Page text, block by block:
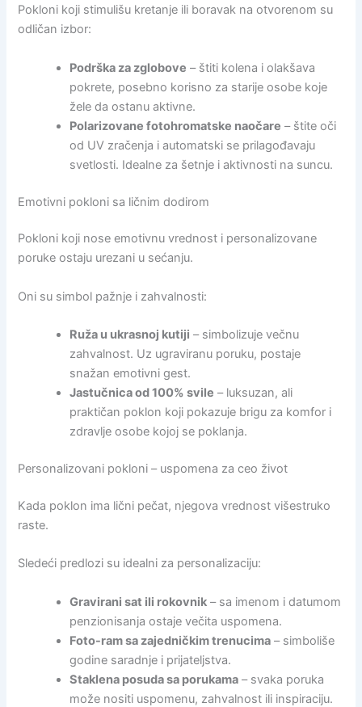
Pokloni koji stimulišu kretanje ili boravak na otvorenom su
odličan izbor:
Podrška za zglobove – štiti kolena i olakšava
pokrete, posebno korisno za starije osobe koje
žele da ostanu aktivne.
Polarizovane fotohromatske naočare – štite oči
od UV zračenja i automatski se prilagođavaju
svetlosti. Idealne za šetnje i aktivnosti na suncu.
Emotivni pokloni sa ličnim dodirom
Pokloni koji nose emotivnu vrednost i personalizovane
poruke ostaju urezani u sećanju.
Oni su simbol pažnje i zahvalnosti:
Ruža u ukrasnoj kutiji – simbolizuje večnu
zahvalnost. Uz ugraviranu poruku, postaje
snažan emotivni gest.
Jastučnica od 100% svile – luksuzan, ali
praktičan poklon koji pokazuje brigu za komfor i
zdravlje osobe kojoj se poklanja.
Personalizovani pokloni – uspomena za ceo život
Kada poklon ima lični pečat, njegova vrednost višestruko
raste.
Sledeći predlozi su idealni za personalizaciju:
Gravirani sat ili rokovnik – sa imenom i datumom
penzionisanja ostaje večita uspomena.
Foto-ram sa zajedničkim trenucima – simboliše
godine saradnje i prijateljstva.
Staklena posuda sa porukama – svaka poruka
može nositi uspomenu, zahvalnost ili inspiraciju.